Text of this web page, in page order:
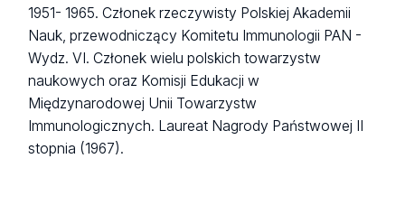
1951- 1965. Członek rzeczywisty Polskiej Akademii
Nauk, przewodniczący Komitetu Immunologii PAN -
Wydz. VI. Członek wielu polskich towarzystw
naukowych oraz Komisji Edukacji w
Międzynarodowej Unii Towarzystw
Immunologicznych. Laureat Nagrody Państwowej II
stopnia (1967).